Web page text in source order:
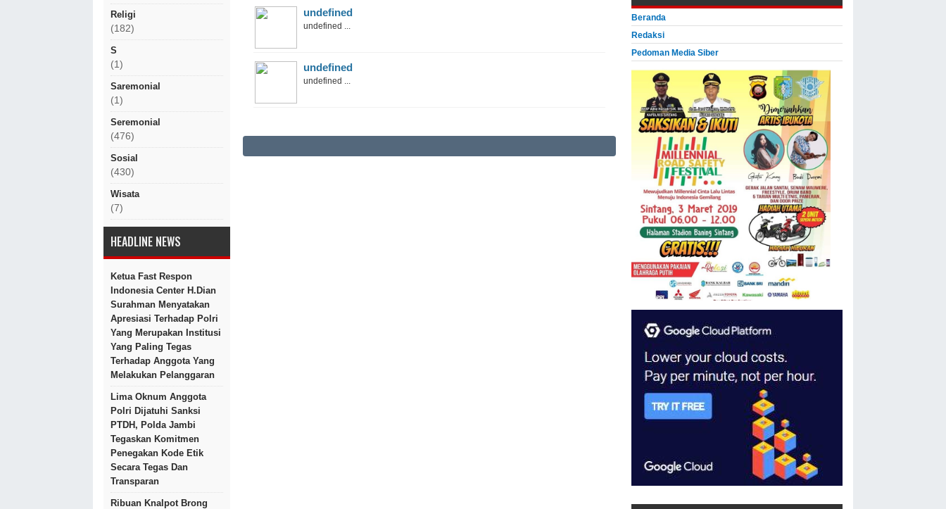
Religi
(182)
S
(1)
Saremonial
(1)
Seremonial
(476)
Sosial
(430)
Wisata
(7)
HEADLINE NEWS
Ketua Fast Respon
Indonesia Center H.Dian
Surahman Menyatakan
Apresiasi Terhadap Polri
Yang Merupakan Institusi
Yang Paling Tegas
Terhadap Anggota Yang
Melakukan Pelanggaran
Lima Oknum Anggota
Polri Dijatuhi Sanksi
PTDH, Polda Jambi
Tegaskan Komitmen
Penegakan Kode Etik
Secara Tegas Dan
Transparan
Ribuan Knalpot Brong
undefined
undefined ...
undefined
undefined ...
Beranda
Redaksi
Pedoman Media Siber